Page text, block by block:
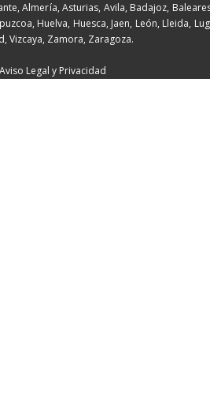
Almería, Asturias, Avila, Badajoz,
Huelva, Huesca, Jaen, León, Lleida,
Vizcaya, Zamora, Zaragoza.
Aviso Legal y Privacidad